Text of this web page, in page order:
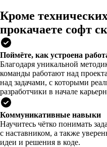
Кроме
прокачаете софт
Поймёте, как устроена
Благодаря уникальной
команды работают над
над задачами, с которыми
разработчики в начале
Коммуникативные навыки
Научитесь чётко понимать
с наставником, а также
идеи и решения в коде.